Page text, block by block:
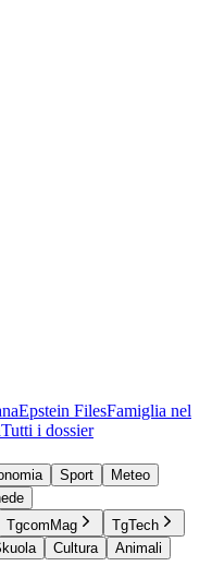
Epstein FilesFamiglia nel
Tutti i dossier
Sport
Meteo
TgcomMag
TgTech
Cultura
Animali